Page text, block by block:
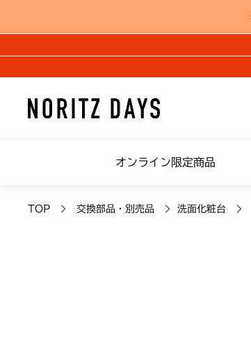
オンライン限定商品
TOP 交換部品・別売品 洗面化粧台